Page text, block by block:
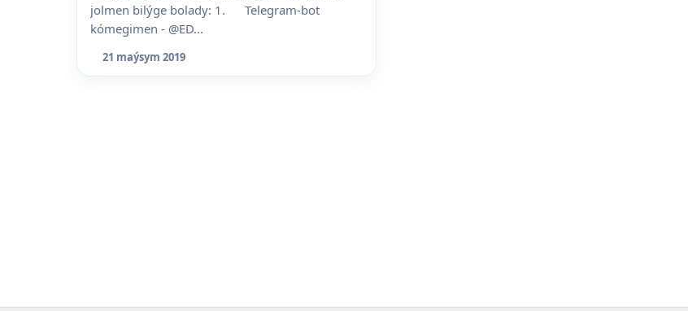
jolmen bilýge bolady: 1. Telegram-bot
kómegimen - @ED...
21 maýsym 2019